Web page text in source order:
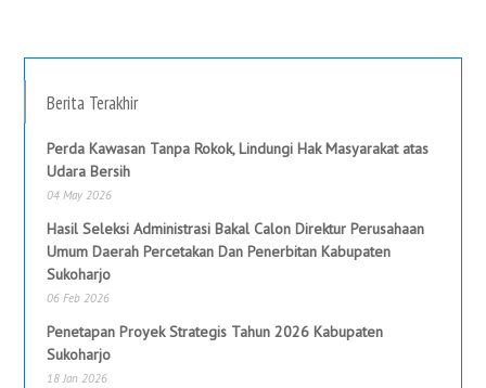
Berita Terakhir
Perda Kawasan Tanpa Rokok, Lindungi Hak Masyarakat atas
Udara Bersih
04 May 2026
Hasil Seleksi Administrasi Bakal Calon Direktur Perusahaan
Umum Daerah Percetakan Dan Penerbitan Kabupaten
Sukoharjo
06 Feb 2026
Penetapan Proyek Strategis Tahun 2026 Kabupaten
Sukoharjo
18 Jan 2026